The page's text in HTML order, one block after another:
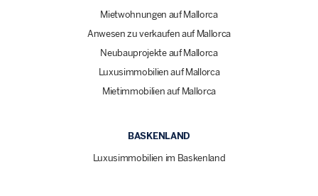
Mietwohnungen auf Mallorca
Anwesen zu verkaufen auf Mallorca
Neubauprojekte auf Mallorca
Luxusimmobilien auf Mallorca
Mietimmobilien auf Mallorca
BASKENLAND
Luxusimmobilien im Baskenland